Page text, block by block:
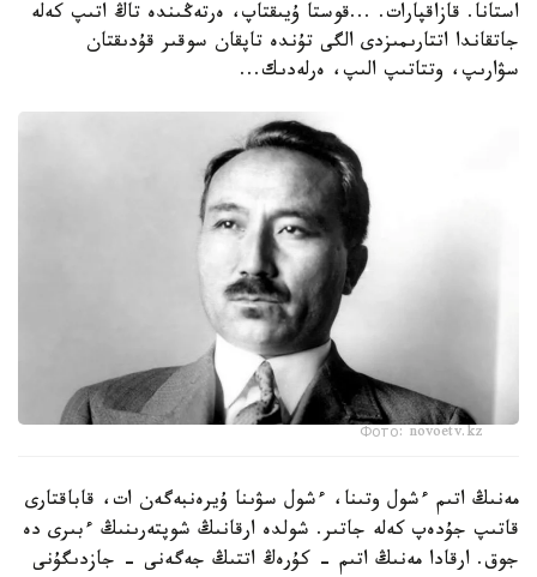
استانا. قازاقپارات. ...قوستا ۇيىقتاپ، ەرتەڭىندە تاڭ اتىپ كەلە
جاتقاندا اتتارىمىزدى الگى تۇندە تاپقان سوقىر قۇدىقتان
سۋارىپ، وتتاتىپ الىپ، ەرلەدىك...
Фото: novoetv.kz
مەنىڭ اتىم ءشول وتىنا، ءشول سۋىنا ۇيرەنبەگەن ات، قاباقتارى
قاتىپ جۇدەپ كەلە جاتىر. شولدە ارقانىڭ شوپتەرىنىڭ ءبىرى دە
جوق. ارقادا مەنىڭ اتىم - كۇرەڭ اتتىڭ جەگەنى - جازدىگۇنى